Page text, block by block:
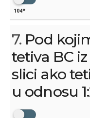
104°
7. Pod
tetiva BC
slici ako
u odnosu